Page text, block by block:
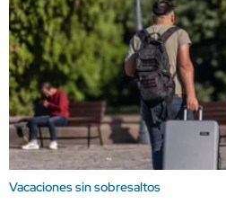
Vacaciones sin sobresaltos